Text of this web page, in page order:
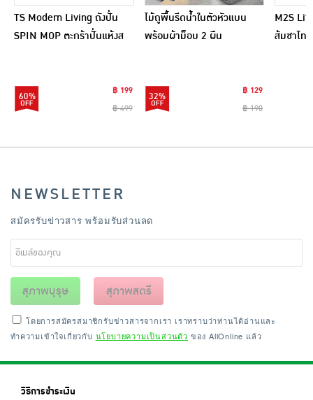
TS Modern Living ถังปั่น
SPIN MOP ตะกร้าปั่นแห้งส
60%
฿ 199
฿ 499
ไม้ถูพื้นรีดน้ำในตัวหัวแบน
พร้อมผ้าม็อบ 2 ผืน
32%
฿ 129
฿ 190
M2S
ส้มชาไท
NEWSLETTER
สมัครรับข่าวสาร พร้อมรับส่วนลด
สุภาพบุรุษ สุภาพสตรี
โดยการสมัครสมาชิกรับข่าวสารจากเรา เราทราบว่าท่านได้อ่านและ
ทำความเข้าใจเกี่ยวกับ นโยบายความเป็นส่วนตัว ของ AllOnline แล้ว
วิธีการชำระเงิน